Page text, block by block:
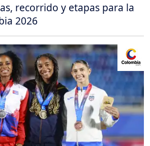
recorrido y etapas para la
2026